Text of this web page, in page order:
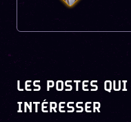
LES POSTES
INTÉRESSER